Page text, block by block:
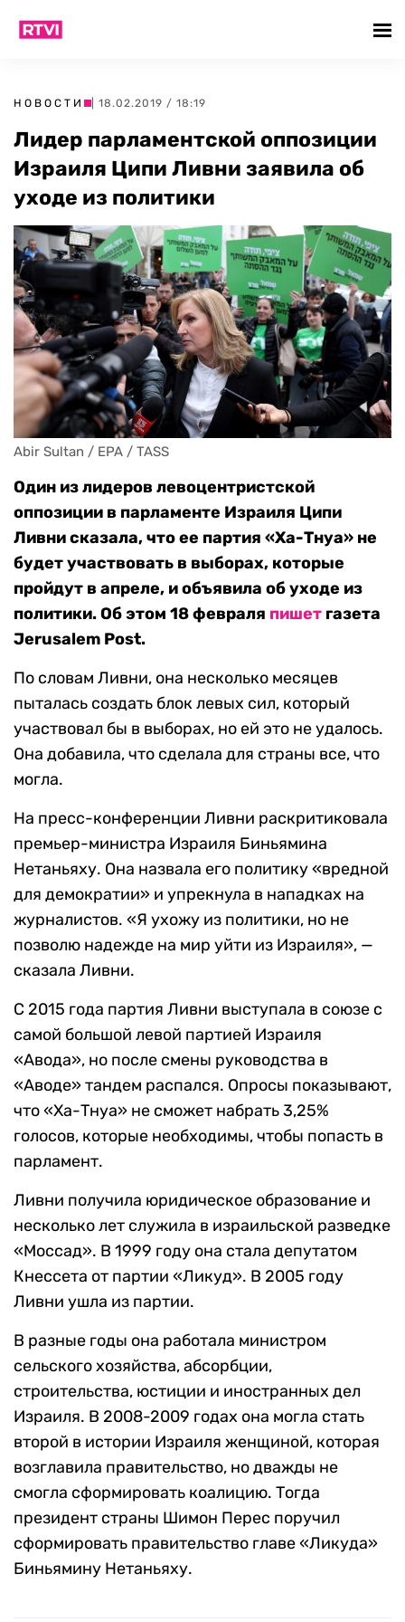
НОВОСТИ | 18.02.2019 / 18:19
Лидер парламентской оппозиции
Израиля Ципи Ливни заявила об
уходе из политики
Abir Sultan / EPA / TASS
Один из лидеров левоцентристской
оппозиции в парламенте Израиля Ципи
Ливни сказала, что ее партия «Ха-Тнуа» не
будет участвовать в выборах, которые
пройдут в апреле, и объявила об уходе из
политики. Об этом 18 февраля пишет газета
Jerusalem Post.
По словам Ливни, она несколько месяцев
пыталась создать блок левых сил, который
участвовал бы в выборах, но ей это не удалось.
Она добавила, что сделала для страны все, что
могла.
На пресс-конференции Ливни раскритиковала
премьер-министра Израиля Биньямина
Нетаньяху. Она назвала его политику «вредной
для демократии» и упрекнула в нападках на
журналистов. «Я ухожу из политики, но не
позволю надежде на мир уйти из Израиля», —
сказала Ливни.
С 2015 года партия Ливни выступала в союзе с
самой большой левой партией Израиля
«Авода», но после смены руководства в
«Аводе» тандем распался. Опросы показывают,
что «Ха-Тнуа» не сможет набрать 3,25%
голосов, которые необходимы, чтобы попасть в
парламент.
Ливни получила юридическое образование и
несколько лет служила в израильской разведке
«Моссад». В 1999 году она стала депутатом
Кнессета от партии «Ликуд». В 2005 году
Ливни ушла из партии.
В разные годы она работала министром
сельского хозяйства, абсорбции,
строительства, юстиции и иностранных дел
Израиля. В 2008-2009 годах она могла стать
второй в истории Израиля женщиной, которая
возглавила правительство, но дважды не
смогла сформировать коалицию. Тогда
президент страны Шимон Перес поручил
сформировать правительство главе «Ликуда»
Биньямину Нетаньяху.